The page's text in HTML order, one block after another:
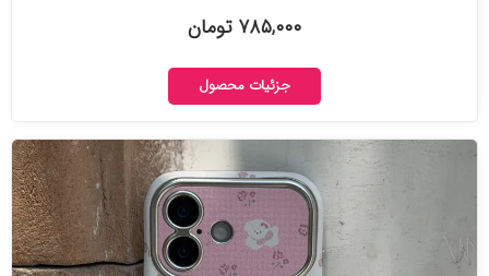
۷۸۵,۰۰۰ تومان
جزئیات محصول